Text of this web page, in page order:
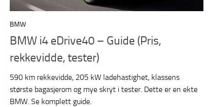
BMW
BMW i4 eDrive40 – Guide (Pris,
rekkevidde, tester)
590 km rekkevidde, 205 kW ladehastighet, klassens
største bagasjerom og mye skryt i tester. Dette er en ekte
BMW. Se komplett guide.